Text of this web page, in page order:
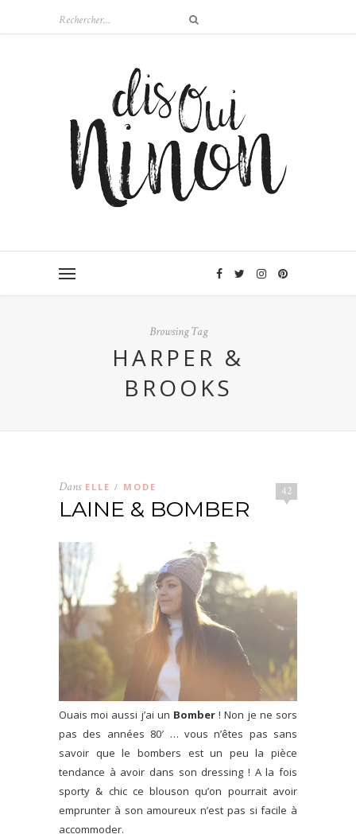
Browsing Tag
HARPER &
BROOKS
42
Dans ELLE / MODE
LAINE & BOMBER
Ouais moi aussi j’ai un Bomber ! Non je ne sors
pas des années 80′ … vous n’êtes pas sans
savoir que le bombers est un peu la pièce
tendance à avoir dans son dressing ! A la fois
sporty & chic ce blouson qu’on pourrait avoir
emprunter à son amoureux n’est pas si facile à
accommoder.